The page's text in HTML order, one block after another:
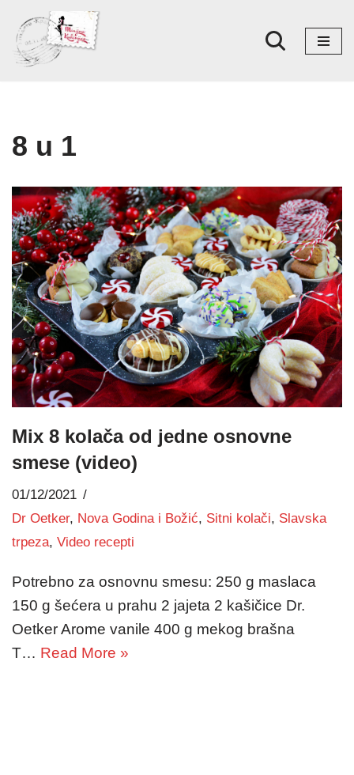
Skoči
na
8 u 1
Mix 8 kolača od jedne osnovne
smese (video)
01/12/2021
Dr Oetker, Nova Godina i Božić, Sitni kolači, Slavska
trpeza, Video recepti
Potrebno za osnovnu smesu: 250 g maslaca
150 g šećera u prahu 2 jajeta 2 kašičice Dr.
Oetker Arome vanile 400 g mekog brašna
T… Read More »